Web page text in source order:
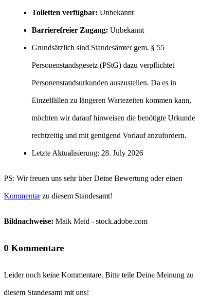
Toiletten verfügbar: Unbekannt
Barrierefreier Zugang: Unbekannt
Grundsätzlich sind Standesämter gem. § 55
Personenstandsgesetz (PStG) dazu verpflichtet
Personenstandsurkunden auszustellen. Da es in
Einzelfällen zu längeren Wartezeiten kommen kann,
möchten wir darauf hinweisen die benötigte Urkunde
rechtzeitig und mit genügend Vorlauf anzufordern.
Letzte Aktualisierung: 28. July 2026
PS: Wir freuen uns sehr über Deine Bewertung oder einen
Kommentarzu diesem Standesamt!
Bildnachweise: Maik Meid - stock.adobe.com
0 Kommentare
Leider noch keine Kommentare. Bitte teile Deine Meinung zu
diesem Standesamt mit uns!